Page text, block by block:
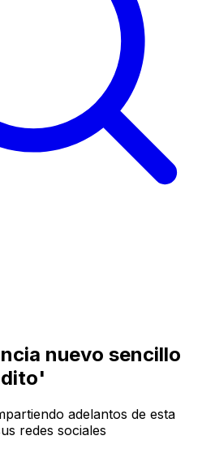
nuevo sencillo
adelantos de esta
redes sociales